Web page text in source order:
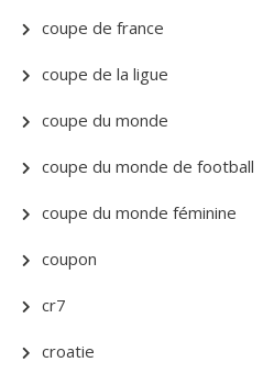
coupe de france
coupe de la ligue
coupe du monde
coupe du monde de football
coupe du monde féminine
coupon
cr7
croatie